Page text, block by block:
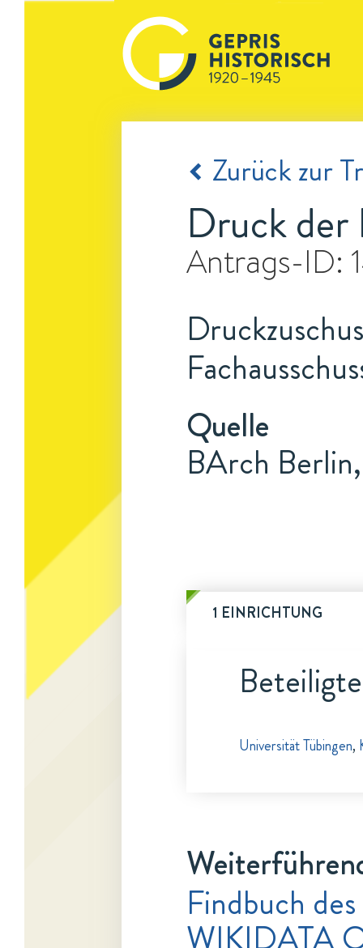
Zurück zur
Druck der
Antrags-ID:
Quelle
BArch
1 EINRICHTUNG
Universität Tübingen,
Findbuch
WIKIDATA